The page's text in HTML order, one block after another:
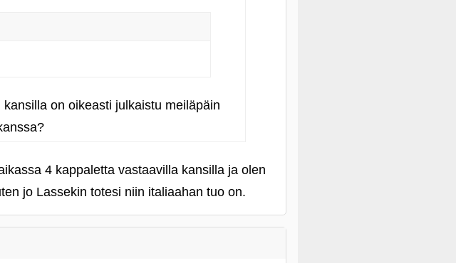
on oikeasti julkaistu meiläpäin
4 kappaletta vastaavilla kansilla ja olen
jo Lassekin totesi niin italiaahan tuo on.